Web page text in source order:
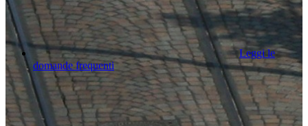
Leggi le
domande frequenti